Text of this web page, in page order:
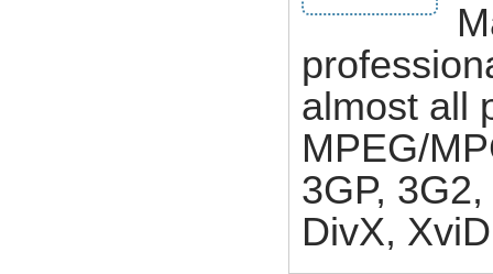
almost all
MPEG/
3GP,
DivX,